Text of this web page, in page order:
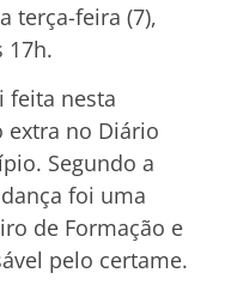
terça-feira (7),
17h.
feita nesta
extra no Diário
Segundo a
foi uma
de Formação e
pelo certame.